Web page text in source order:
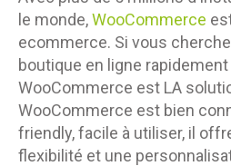
le monde,WooCommerce
ecommerce. Si vous
boutique en ligne
WooCommerce est LA
WooCommerce est bien
friendly, facile à utiliser, il
flexibilité et une